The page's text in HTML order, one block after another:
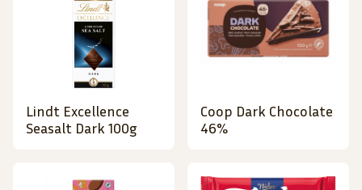
Lindt Excellence
Seasalt Dark 100g
Coop Dark Chocolate
46%